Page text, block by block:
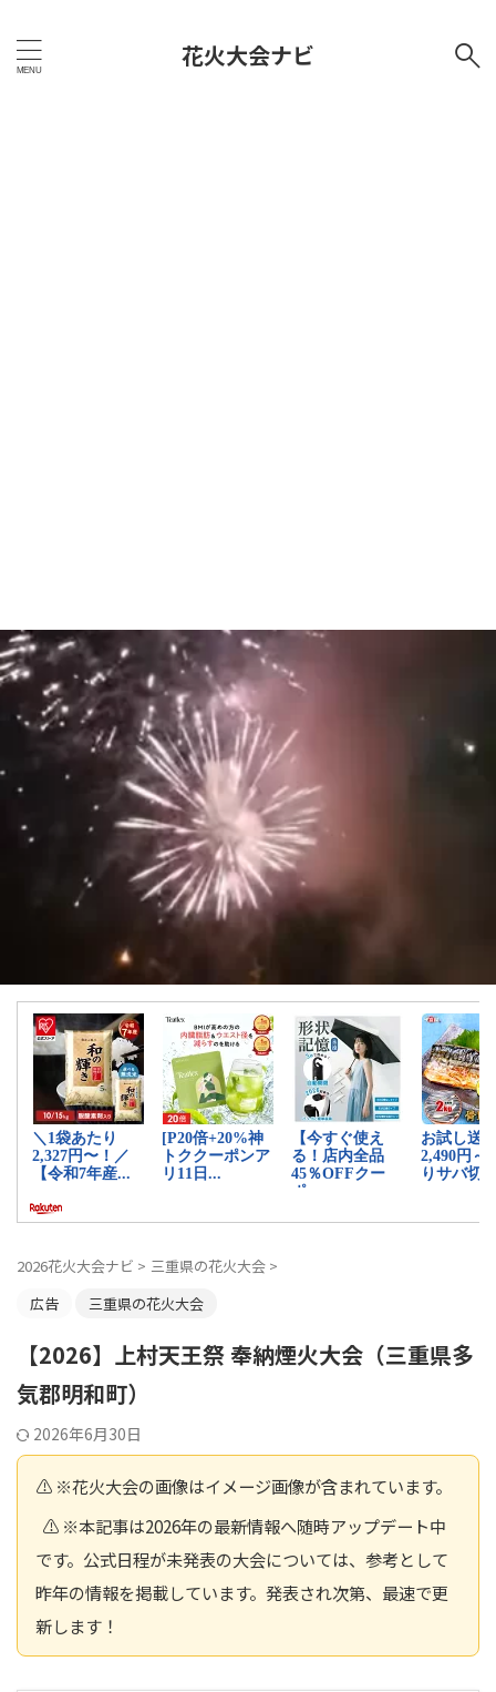
花火大会ナビ
2026花火大会ナビ > 三重県の花火大会 >
広告
三重県の花火大会
【2026】上村天王祭 奉納煙火大会（三重県多
気郡明和町）
2026年6月30日
⚠️ ※花火大会の画像はイメージ画像が含まれています。
⚠️ ※本記事は2026年の最新情報へ随時アップデート中
です。公式日程が未発表の大会については、参考として
昨年の情報を掲載しています。発表され次第、最速で更
新します！